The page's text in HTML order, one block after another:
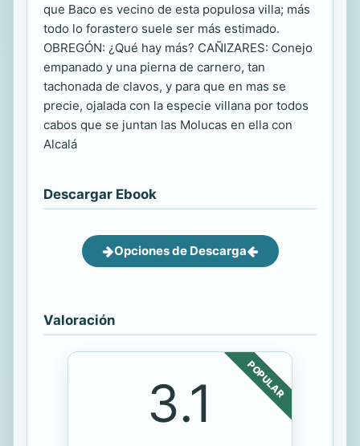
que Baco es vecino de esta populosa villa; más
todo lo forastero suele ser más estimado.
OBREGÓN: ¿Qué hay más? CAÑIZARES: Conejo
empanado y una pierna de carnero, tan
tachonada de clavos, y para que en mas se
precie, ojalada con la especie villana por todos
cabos que se juntan las Molucas en ella con
Alcalá
Descargar Ebook
Opciones de Descarga
Valoración
POPULAR
3.1